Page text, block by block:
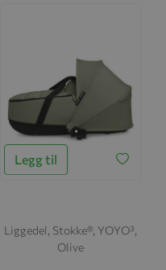
Legg til
Liggedel, Stokke®, YOYO³,
Olive